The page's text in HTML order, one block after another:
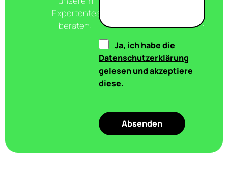
Expertenteam
beraten:
Ja, ich habe die
Datenschutzerklärung
gelesen und akzeptiere
diese.
Absenden